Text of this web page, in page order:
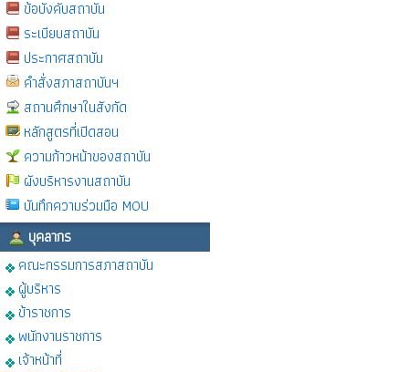
ข้อบังคับสถาบัน
ระเบียบสถาบัน
ประกาศสถาบัน
คำสั่งสภาสถาบันฯ
สถานศึกษาในสังกัด
หลักสูตรที่เปิดสอน
ความก้าวหน้าของสถาบัน
ผังบริหารงานสถาบัน
บันทึกความร่วมมือ MOU
บุคลากร
คณะกรรมการสภาสถาบัน
ผู้บริหาร
ข้าราชการ
พนักงานราชการ
เจ้าหน้าที่